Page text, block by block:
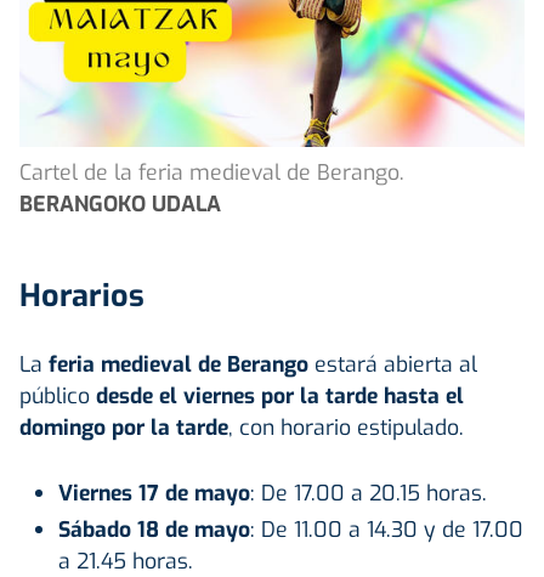
Cartel de la feria medieval de Berango.
BERANGOKO UDALA
Horarios
La feria medieval de Berango estará abierta al
público desde el viernes por la tarde hasta el
domingo por la tarde, con horario estipulado.
Viernes 17 de mayo: De 17.00 a 20.15 horas.
Sábado 18 de mayo: De 11.00 a 14.30 y de 17.00
a 21.45 horas.